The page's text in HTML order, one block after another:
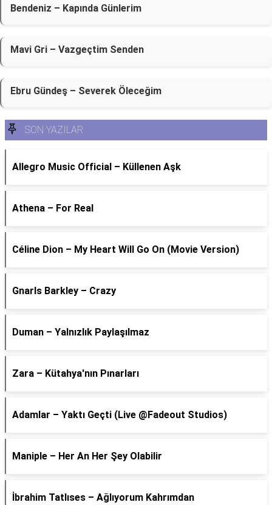
Bendeniz – Kapında Günlerim
Mavi Gri – Vazgeçtim Senden
Ebru Gündeş – Severek Öleceğim
SON YAZILAR
Allegro Music Official – Küllenen Aşk
Athena – For Real
Céline Dion – My Heart Will Go On (Movie Version)
Gnarls Barkley – Crazy
Duman – Yalnızlık Paylaşılmaz
Zara – Kütahya'nın Pınarları
Adamlar – Yaktı Geçti (Live @Fadeout Studios)
Maniple – Her An Her Şey Olabilir
İbrahim Tatlıses – Ağlıyorum Kahrımdan